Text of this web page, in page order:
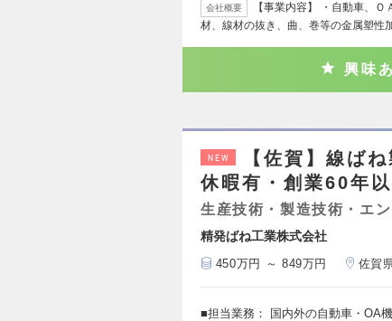
会社概要
【事業内容】 ・自動車、
材、線材の抜き、曲、巻等の金属塑性
興味
NEW
【佐賀】線ば
休暇有・創業60年以
生産技術・製造技術・エ
精発ばね工業株式会社
450万円 ～ 849万円 佐賀
■担当業務： 国内外の自動車・OA